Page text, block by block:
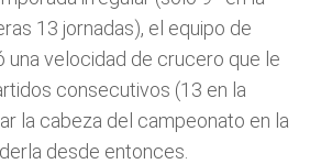
13 jornadas), el equipo de
una velocidad de crucero que le
consecutivos (13 en la
la cabeza del campeonato en la
desde entonces.